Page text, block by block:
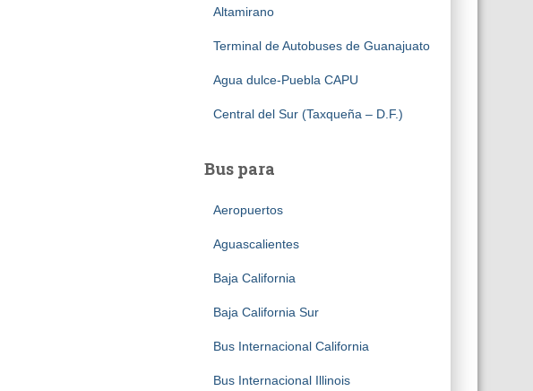
Altamirano
Terminal de Autobuses de Guanajuato
Agua dulce-Puebla CAPU
Central del Sur (Taxqueña – D.F.)
Bus para
Aeropuertos
Aguascalientes
Baja California
Baja California Sur
Bus Internacional California
Bus Internacional Illinois